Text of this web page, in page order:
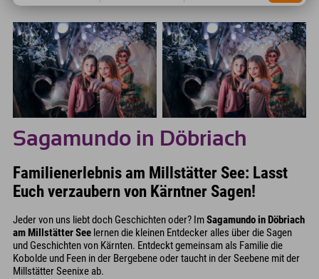
Sagamundo in Döbriach
Familienerlebnis am Millstätter See: Lasst
Euch verzaubern von Kärntner Sagen!
Jeder von uns liebt doch Geschichten oder? ImSagamundo in Döbriach
am Millstätter See lernen die kleinen Entdecker alles über die Sagen
und Geschichten von Kärnten. Entdeckt gemeinsam als Familie die
Kobolde und Feen in der Bergebene oder taucht in der Seebene mit der
Millstätter Seenixe ab.